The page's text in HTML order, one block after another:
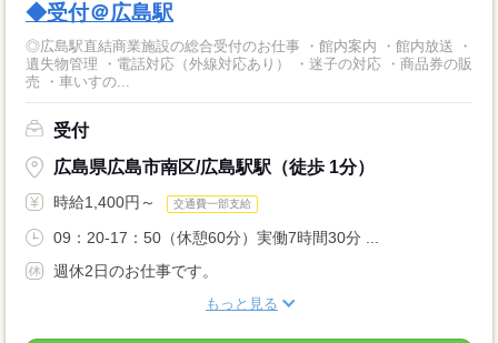
◆受付＠広島駅
◎広島駅直結商業施設の総合受付のお仕事 ・館内案内 ・館内放送 ・
遺失物管理 ・電話対応（外線対応あり） ・迷子の対応 ・商品券の販
売 ・車いすの...
受付
広島県広島市南区/広島駅駅（徒歩 1分）
時給1,400円～ 交通費一部支給
09：20-17：50（休憩60分）実働7時間30分 ...
週休2日のお仕事です。
もっと見る